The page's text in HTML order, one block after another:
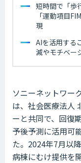
短時間で「歩
「運動項目
現
AIを活用する
減やモチベー
ソニーネットワー
は、社会医療法人
ーと共同で、回復
予後予測に活用可
た。2024年7月以
病棟にむけ提供を